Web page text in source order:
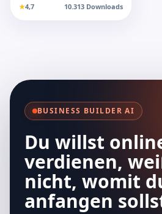
umweltfreundlicher Schutz…
★4,7 10.313 Downloads
BUSINESS BUILDER AI
Du willst
verdienen,
nicht, womit
anfangen